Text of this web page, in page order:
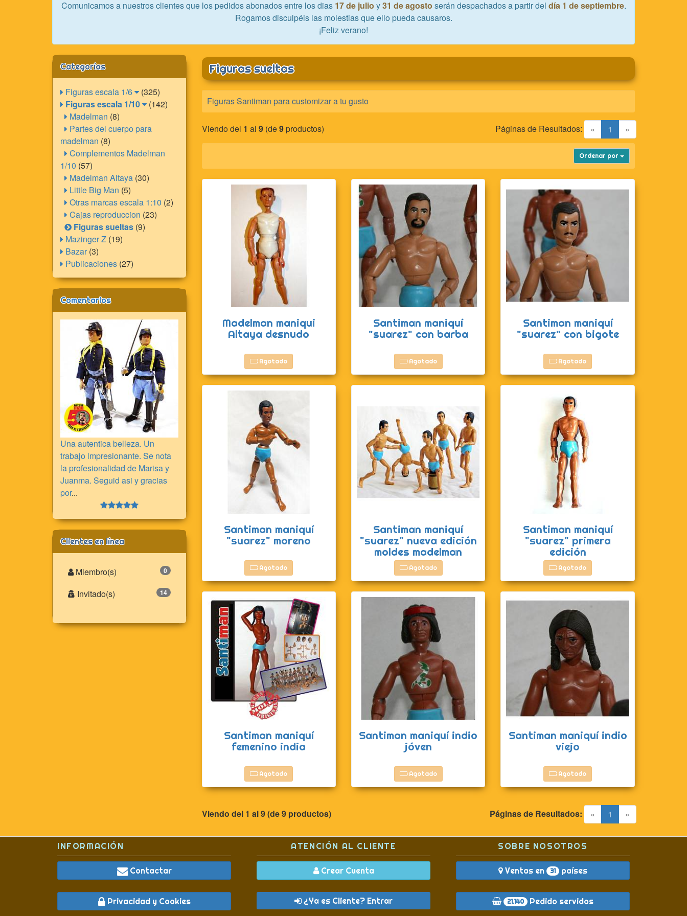
Comunicamos a nuestros clientes que los pedidos abonados entre los dias 17 de julio y31 de agosto serán despachados a partir del día 1 de septiembre.
Rogamos disculpéis las molestias que ello pueda causaros.
¡Feliz verano!
Figuras sueltas
Figuras Santiman para customizar a tu gusto
Viendo del 1 al 9(de9productos) « 1 (current)
»
Páginas de Resultados:
Ordenar por
Madelman maniqui
Altaya desnudo
Agotado
Santiman maniquí
"suarez" con barba
Agotado
Santiman maniquí
"suarez" con bigote
Agotado
Santiman maniquí
"suarez" moreno
Agotado
Santiman maniquí
"suarez" nueva edición
moldes madelman
Agotado
Santiman maniquí
"suarez" primera
edición
Agotado
Santiman maniquí
femenino india
Agotado
Santiman maniquí indio
jóven
Agotado
Santiman maniquí indio
viejo
Agotado
Viendo del 1 al9(de9productos) « 1 (current)
»
Páginas de Resultados:
Categorías
Figuras escala 1/6
(325)
Figuras escala 1/10
(142)
Madelman (8)
Partes del cuerpo para
madelman (8)
Complementos Madelman
1/10 (57)
Madelman Altaya (30)
Little Big Man (5)
Otras marcas escala 1:10 (2)
Cajas reproduccion (23)
Figuras sueltas (9)
Mazinger Z (19)
Bazar(3)
Publicaciones (27)
Comentarios
Una autentica belleza. Un
trabajo impresionante. Se nota
la profesionalidad de Marisa y
Juanma. Seguid asi y gracias
por...
Clientes en línea
0
Miembro(s)
14
Invitado(s)
INFORMACIÓN
Contactar
Privacidad y Cookies
ATENCIÓN AL CLIENTE
Crear Cuenta
¿Ya es Cliente? Entrar
SOBRE NOSOTROS
Ventas en 31 países
21.140 Pedido servidos